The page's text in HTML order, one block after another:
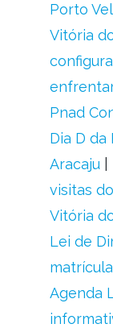
Porto
Vitória
Pnad
Dia D da
Aracaju
visitas
Vitória
Lei de
matrícula
Agenda